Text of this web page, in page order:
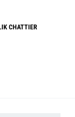
CHATTIER